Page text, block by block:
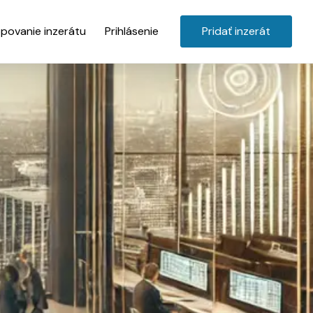
inzerátu Prihlásenie Pridať inzerát